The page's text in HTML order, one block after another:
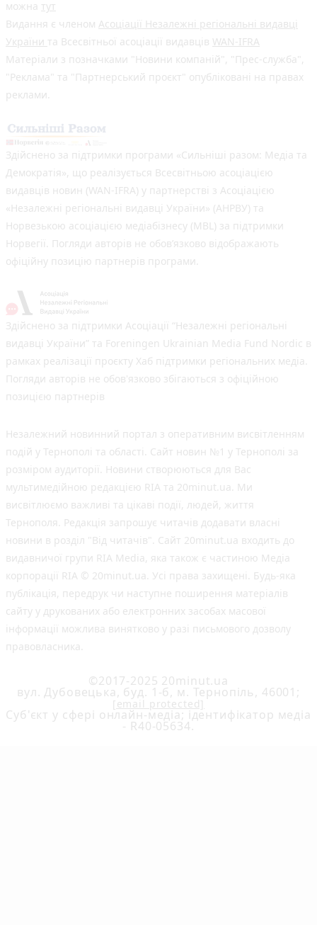
можна тут
Видання є членом Асоціації Незалежні регіональні видавці
України та Всесвітньої асоціації видавців WAN-IFRA
Матеріали з позначками "Новини компаній", "Прес-служба",
"Реклама" та "Партнерський проєкт" опубліковані на правах
реклами.
Здійснено за підтримки програми «Сильніші разом: Медіа та
Демократія», що реалізується Всесвітньою асоціацією
видавців новин (WAN-IFRA) у партнерстві з Асоціацією
«Незалежні регіональні видавці України» (АНРВУ) та
Норвезькою асоціацією медіабізнесу (MBL) за підтримки
Норвегії. Погляди авторів не обов’язково відображають
офіційну позицію партнерів програми.
Здійснено за підтримки Асоціації “Незалежні регіональні
видавці України” та Foreningen Ukrainian Media Fund Nordic в
рамках реалізації проєкту Хаб підтримки регіональних медіа.
Погляди авторів не обов'язково збігаються з офіційною
позицією партнерів
Незалежний новинний портал з оперативним висвітленням
подій у Тернополі та області. Сайт новин №1 у Тернополі за
розміром аудиторії. Новини створюються для Вас
мультимедійною редакцією RIA та 20minut.ua. Ми
висвітлюємо важливі та цікаві події, людей, життя
Тернополя. Редакція запрошує читачів додавати власні
новини в розділ "Від читачів". Сайт 20minut.ua входить до
видавничої групи RIA Media, яка також є частиною Медіа
корпорації RIA © 20minut.ua. Усі права захищені. Будь-яка
публiкацiя, передрук чи наступне поширення матеріалів
сайту у друкованих або електронних засобах масової
інформації можлива винятково у разі письмового дозволу
правовласника.
©2017-2025 20minut.ua
вул. Дубовецька, буд. 1-б, м. Тернопіль, 46001;
[email protected]
Cуб'єкт у сфері онлайн-медіа; ідентифікатор медіа
- R40-05634.